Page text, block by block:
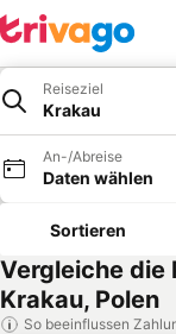
Reiseziel
Krakau
An-/Abreise
Daten wählen
Sortieren
Vergleiche die
Krakau, Polen
So beeinflussen